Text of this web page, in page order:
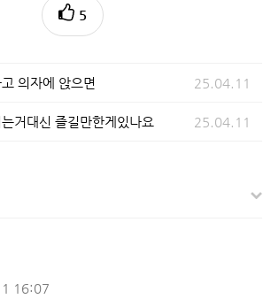
5
의자에 앉으면 25.04.11
거대신 즐길만한게있나요 25.04.11
16:07